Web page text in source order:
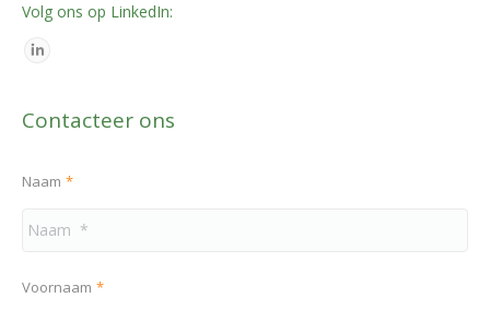
Volg ons op LinkedIn:
Contacteer ons
Naam *
Voornaam *